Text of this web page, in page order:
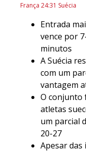
França 24:31 Suécia
Entrada
vence por
minutos
A Suécia
com um
vantagem
O conjunto
atletas
um parcial
20-27
Apesar das